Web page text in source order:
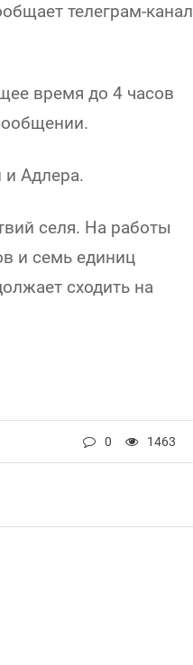
телеграм-канал
время до 4 часов
Адлера.
селя. На работы
и семь единиц
сходить на
0 1463